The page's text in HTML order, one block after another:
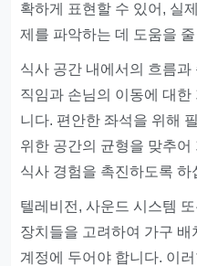
확하게 표현할 수 있어, 실
제를 파악하는 데 도움을
식사 공간 내에서의 흐름
직임과 손님의 이동에 대
니다. 편안한 좌석을 위해
위한 공간의 균형을 맞추
식사 경험을 촉진하도록 하
텔레비전, 사운드 시스템
장치들을 고려하여 가구
계정에 두어야 합니다. 이